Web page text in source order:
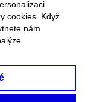
cookies. Když
nám